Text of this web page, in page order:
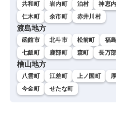
共和町
岩内町 泊村 神恵
仁木町
余市町 赤井川村
渡島地方
函館市 北斗市 松前町 福
七飯町
鹿部町 森町 長万
檜山地方
八雲町 江差町 上ノ国町
今金町
せたな町